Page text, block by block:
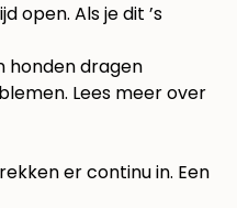
open. Als je dit ’s
honden dragen
Lees meer over
er continu in. Een